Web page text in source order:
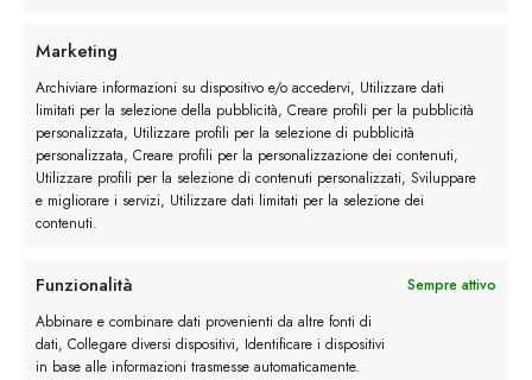
Marketing
Archiviare informazioni su dispositivo e/o accedervi, Utilizzare dati
limitati per la selezione della pubblicità, Creare profili per la pubblicità
personalizzata, Utilizzare profili per la selezione di pubblicità
personalizzata, Creare profili per la personalizzazione dei contenuti,
Utilizzare profili per la selezione di contenuti personalizzati, Sviluppare
e migliorare i servizi, Utilizzare dati limitati per la selezione dei
contenuti.
Funzionalità
Sempre attivo
Abbinare e combinare dati provenienti da altre fonti di
dati, Collegare diversi dispositivi, Identificare i dispositivi
in base alle informazioni trasmesse automaticamente.
Servizio Clienti